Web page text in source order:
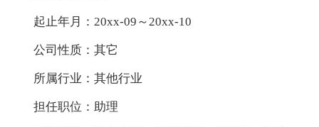
起止年月：20xx-09～20xx-10
公司性质：其它
所属行业：其他行业
担任职位：助理